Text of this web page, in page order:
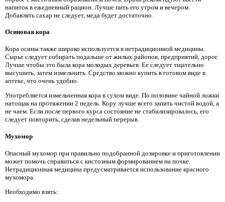
напиток в ежедневный рацион. Лучше пить его утром и вечером.
Добавлять сахар не следует, меда будет достаточно.
Осиновая кора
Кора осины также широко используется в нетрадиционной медицины.
Сырье следует собирать подальше от жилых районов, предприятий, дорог.
Лучше чтобы это была кора молодых деревьев. Ее следует тщательно
высушить, затем измельчить. Средство можно купить в готовом виде в
аптеке, что очень удобно.
Употребляется измельченная кора в сухом виде. По половине чайной ложки
натощак на протяжении 2 недель. Кору лучше всего запить чистой водой, а
не чаем. Если после первого курса состояние не стабилизировалось, его
следует повторить, сделав недельный перерыв.
Мухомор
Опасный мухомор при правильно подобранной дозировке и приготовлении
может помочь справиться с кистозным формированием на почке.
Нетрадиционная медицина предусматривается использование красного
мухомора.
Необходимо взять: